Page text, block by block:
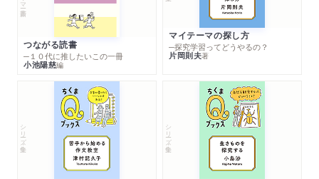
つながる読書
─１０代に推したいこの一冊
小池陽慈編
マイテーマの探し方
─探究学習ってどうやるの？
片岡則夫著
シリーズ・全集 シリーズ・全集